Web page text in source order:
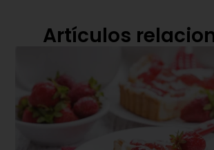
Artículos